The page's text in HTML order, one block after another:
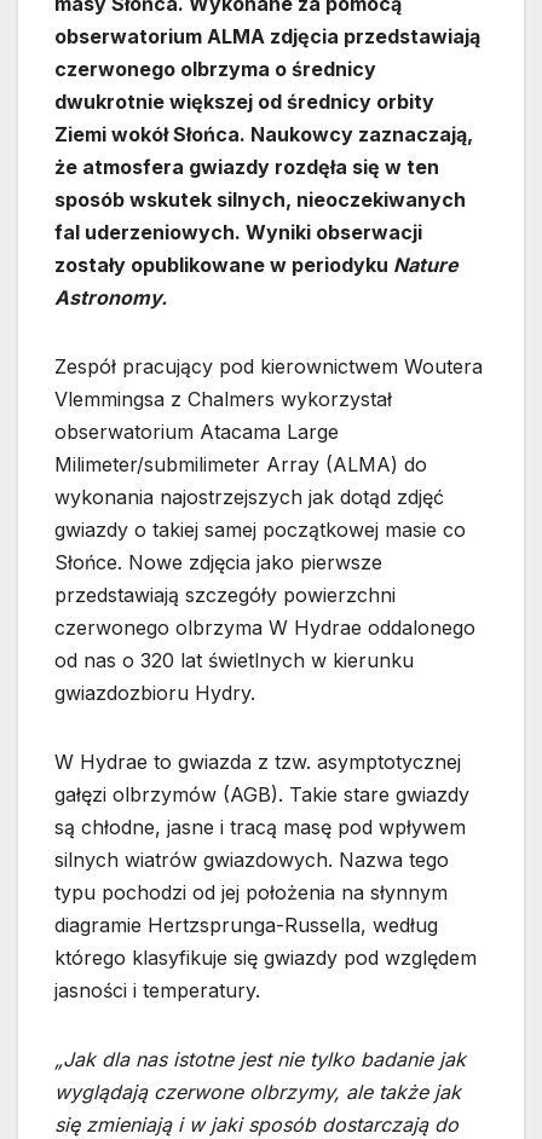
obserwatorium ALMA zdjęcia przedstawiają
czerwonego olbrzyma o średnicy
dwukrotnie większej od średnicy orbity
Ziemi wokół Słońca. Naukowcy zaznaczają,
że atmosfera gwiazdy rozdęła się w ten
sposób wskutek silnych, nieoczekiwanych
fal uderzeniowych. Wyniki obserwacji
zostały opublikowane w periodyku Nature
Astronomy.
Zespół pracujący pod kierownictwem Woutera
Vlemmingsa z Chalmers wykorzystał
obserwatorium Atacama Large
Milimeter/submilimeter Array (ALMA) do
wykonania najostrzejszych jak dotąd zdjęć
gwiazdy o takiej samej początkowej masie co
Słońce. Nowe zdjęcia jako pierwsze
przedstawiają szczegóły powierzchni
czerwonego olbrzyma W Hydrae oddalonego
od nas o 320 lat świetlnych w kierunku
gwiazdozbioru Hydry.
W Hydrae to gwiazda z tzw. asymptotycznej
gałęzi olbrzymów (AGB). Takie stare gwiazdy
są chłodne, jasne i tracą masę pod wpływem
silnych wiatrów gwiazdowych. Nazwa tego
typu pochodzi od jej położenia na słynnym
diagramie Hertzsprunga-Russella, według
którego klasyfikuje się gwiazdy pod względem
jasności i temperatury.
„Jak dla nas istotne jest nie tylko badanie jak
wyglądają czerwone olbrzymy, ale także jak
się zmieniają i w jaki sposób dostarczają do